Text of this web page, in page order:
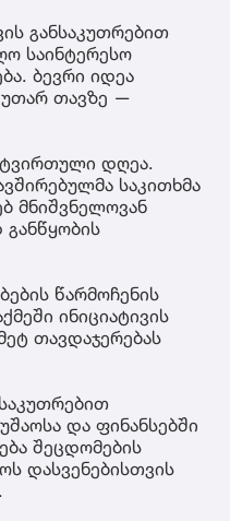
განსაკუთრებით
საინტერესო
ბევრი იდეა
თავზე —
დღეა.
საკითხმა
მნიშვნელოვან
წარმოჩენის
ინიციატივის
თავდაჯერებას
და ფინანსებში
შეცდომების
დასვენებისთვის